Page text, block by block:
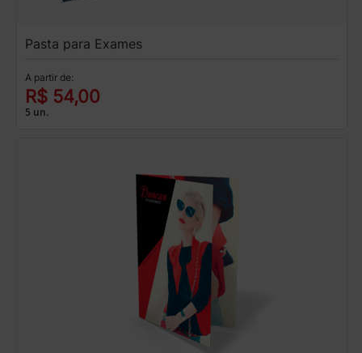
Pasta para Exames
A partir de:
R$ 54,00
5 un.